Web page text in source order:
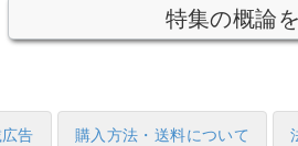
特集の概論
告 購入方法・送料について